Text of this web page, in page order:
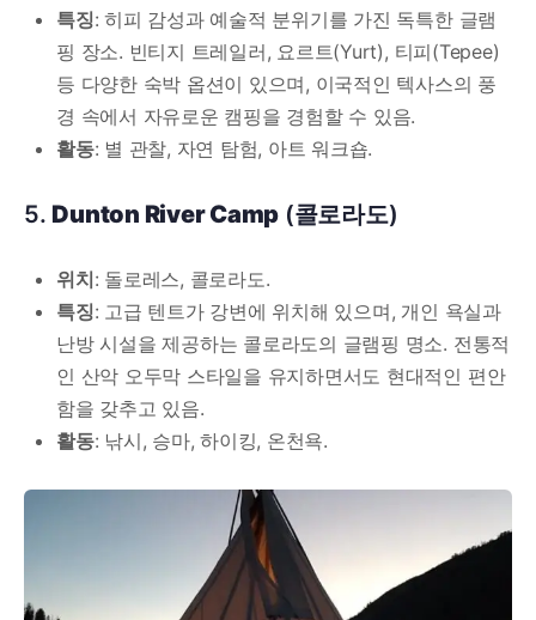
특징: 히피 감성과 예술적 분위기를 가진 독특한 글램
핑 장소. 빈티지 트레일러, 요르트(Yurt), 티피(Tepee)
등 다양한 숙박 옵션이 있으며, 이국적인 텍사스의 풍
경 속에서 자유로운 캠핑을 경험할 수 있음.
활동: 별 관찰, 자연 탐험, 아트 워크숍.
5. Dunton River Camp (콜로라도)
위치: 돌로레스, 콜로라도.
특징: 고급 텐트가 강변에 위치해 있으며, 개인 욕실과
난방 시설을 제공하는 콜로라도의 글램핑 명소. 전통적
인 산악 오두막 스타일을 유지하면서도 현대적인 편안
함을 갖추고 있음.
활동: 낚시, 승마, 하이킹, 온천욕.